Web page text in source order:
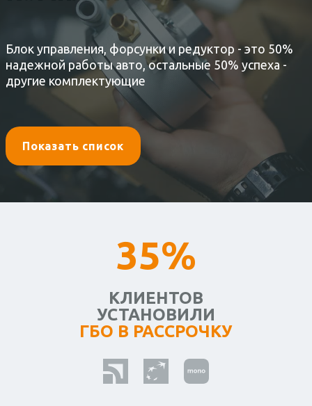
Блок управления, форсунки и редуктор - это 50%
надежной работы авто, остальные 50% успеха -
другие комплектующие
Показать список
35%
КЛИЕНТОВ
УСТАНОВИЛИ
ГБО В РАССРОЧКУ